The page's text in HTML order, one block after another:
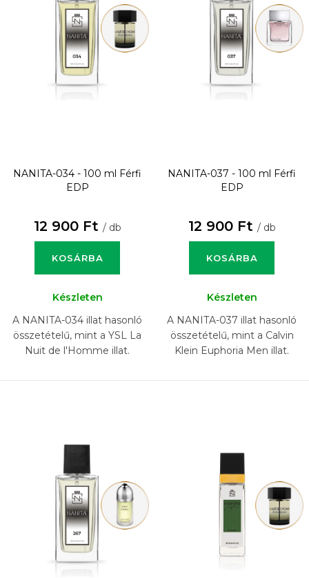
NANITA-034 - 100 ml
Férfi
EDP
12 900 Ft / db
KOSÁRBA
Készleten
A NANITA-034 illat hasonló
összetételű, mint a YSL La
Nuit de l'Homme illat.
NANITA-037 - 100 ml
Férfi
EDP
12 900 Ft / db
KOSÁRBA
Készleten
A NANITA-037 illat hasonló
összetételű, mint a Calvin
Klein Euphoria Men illat.